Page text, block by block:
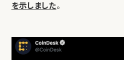
を示しました。